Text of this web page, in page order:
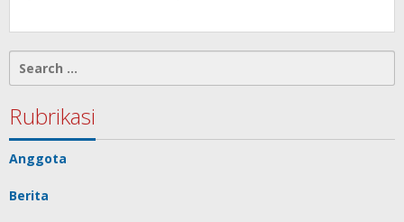
for:
Rubrikasi
Anggota
Berita